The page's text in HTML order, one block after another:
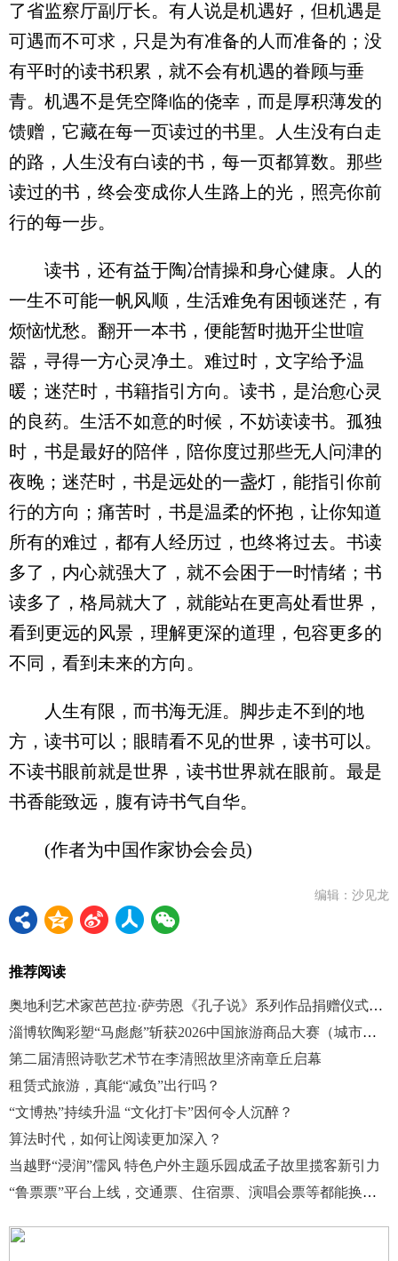
了省监察厅副厅长。有人说是机遇好，但机遇是
可遇而不可求，只是为有准备的人而准备的；没
有平时的读书积累，就不会有机遇的眷顾与垂
青。机遇不是凭空降临的侥幸，而是厚积薄发的
馈赠，它藏在每一页读过的书里。人生没有白走
的路，人生没有白读的书，每一页都算数。那些
读过的书，终会变成你人生路上的光，照亮你前
行的每一步。
读书，还有益于陶冶情操和身心健康。人的
一生不可能一帆风顺，生活难免有困顿迷茫，有
烦恼忧愁。翻开一本书，便能暂时抛开尘世喧
嚣，寻得一方心灵净土。难过时，文字给予温
暖；迷茫时，书籍指引方向。读书，是治愈心灵
的良药。生活不如意的时候，不妨读读书。孤独
时，书是最好的陪伴，陪你度过那些无人问津的
夜晚；迷茫时，书是远处的一盏灯，能指引你前
行的方向；痛苦时，书是温柔的怀抱，让你知道
所有的难过，都有人经历过，也终将过去。书读
多了，内心就强大了，就不会困于一时情绪；书
读多了，格局就大了，就能站在更高处看世界，
看到更远的风景，理解更深的道理，包容更多的
不同，看到未来的方向。
人生有限，而书海无涯。脚步走不到的地
方，读书可以；眼睛看不见的世界，读书可以。
不读书眼前就是世界，读书世界就在眼前。最是
书香能致远，腹有诗书气自华。
(作者为中国作家协会会员)
编辑：沙见龙
推荐阅读
奥地利艺术家芭芭拉·萨劳恩《孔子说》系列作品捐赠仪式在孔子研究院举行
淄博软陶彩塑“马彪彪”斩获2026中国旅游商品大赛（城市礼物创意设计主题）银牌
第二届清照诗歌艺术节在李清照故里济南章丘启幕
租赁式旅游，真能“减负”出行吗？
“文博热”持续升温 “文化打卡”因何令人沉醉？
算法时代，如何让阅读更加深入？
当越野“浸润”儒风 特色户外主题乐园成孟子故里揽客新引力
“鲁票票”平台上线，交通票、住宿票、演唱会票等都能换优惠